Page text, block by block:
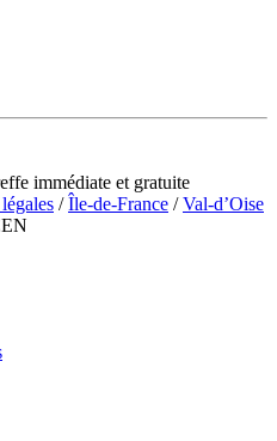
immédiate et gratuite
/Île-de-France /Val-d’Oise